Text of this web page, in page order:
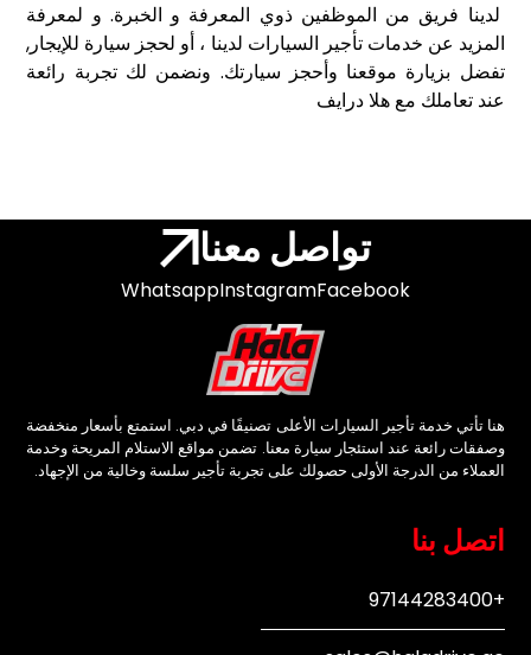
لدينا فريق من الموظفين ذوي المعرفة و الخبرة. و لمعرفة
المزيد عن خدمات تأجير السيارات لدينا ، أو لحجز سيارة للإيجار,
تفضل بزيارة موقعنا وأحجز سيارتك. ونضمن لك تجربة رائعة
عند تعاملك مع هلا درايف
تواصل معنا
Facebook
Instagram
Whatsapp
هنا تأتي خدمة تأجير السيارات الأعلى تصنيفًا في دبي. استمتع بأسعار منخفضة
وصفقات رائعة عند استئجار سيارة معنا. تضمن مواقع الاستلام المريحة وخدمة
العملاء من الدرجة الأولى حصولك على تجربة تأجير سلسة وخالية من الإجهاد.
اتصل بنا
+97144283400